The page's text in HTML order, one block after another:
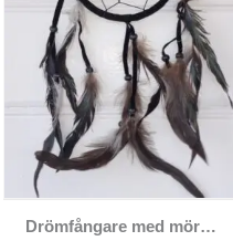
Drömfångare med mörkbruna fjädrar